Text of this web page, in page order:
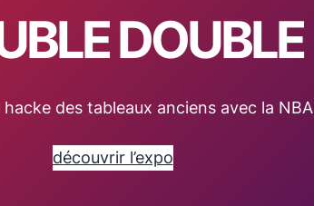
DOUBLE
hacke des tableaux anciens avec la NBA
découvrir l’expo